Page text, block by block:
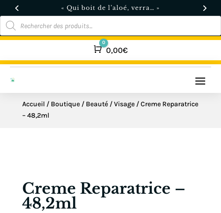
« Qui boit de l’aloé, verra… »
Recherche
de
produits
Panier
0
0,00€
Accueil / Boutique/ Beauté/Visage/ Creme Reparatrice
– 48,2ml
Creme Reparatrice –
48,2ml